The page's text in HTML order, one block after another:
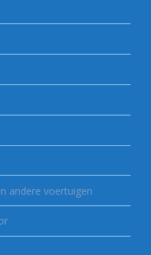
andere voertuigen